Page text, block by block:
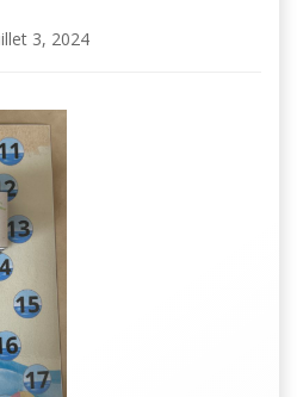
3, 2024